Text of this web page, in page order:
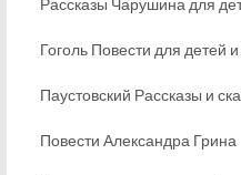
Рассказы Чарушина для
Гоголь Повести для детей
Паустовский Рассказы и
Повести Александра Грина